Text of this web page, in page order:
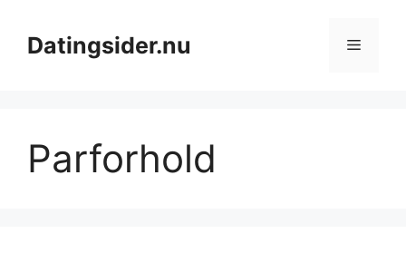
indholdDatingsider.nu Menu
Parforhold